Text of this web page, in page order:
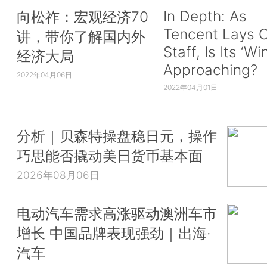
向松祚：宏观经济70
讲，带你了解国内外
经济大局
2022年04月06日
In Depth: As
Tencent Lays
Staff, Is Its
Approaching?
2022年04月01日
分析｜贝森特操盘稳日元，操作
巧思能否撬动美日货币基本面
2026年08月06日
电动汽车需求高涨驱动澳洲车市
增长 中国品牌表现强劲｜出海·
汽车